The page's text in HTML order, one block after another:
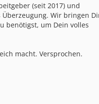
(seit 2017) und
Überzeugung. Wir bringen
benötigst, um Dein volles
macht. Versprochen.